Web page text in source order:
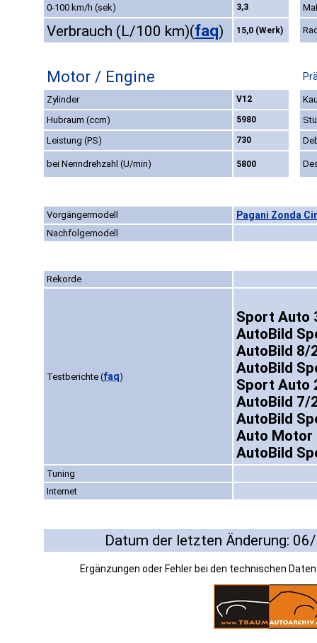
0-100 km/h (sek)
3,3
Verbrauch (L/100 km)(faq) 15,0 (Werk)
Motor / Engine
Zylinder V12
Hubraum (ccm)
5980
Leistung (PS)
730
bei Nenndrehzahl (U/min) 5800
Vorgängermodell Pagani Zonda
Nachfolgemodell
Rekorde
Testberichte (faq)
Sport Auto
AutoBild
AutoBild 8/
AutoBild
Sport Auto
AutoBild 7/
AutoBild
Auto Motor
AutoBild
Tuning
Internet
Datum der letzten Änderung:
Ergänzungen oder Fehler bei den technischen